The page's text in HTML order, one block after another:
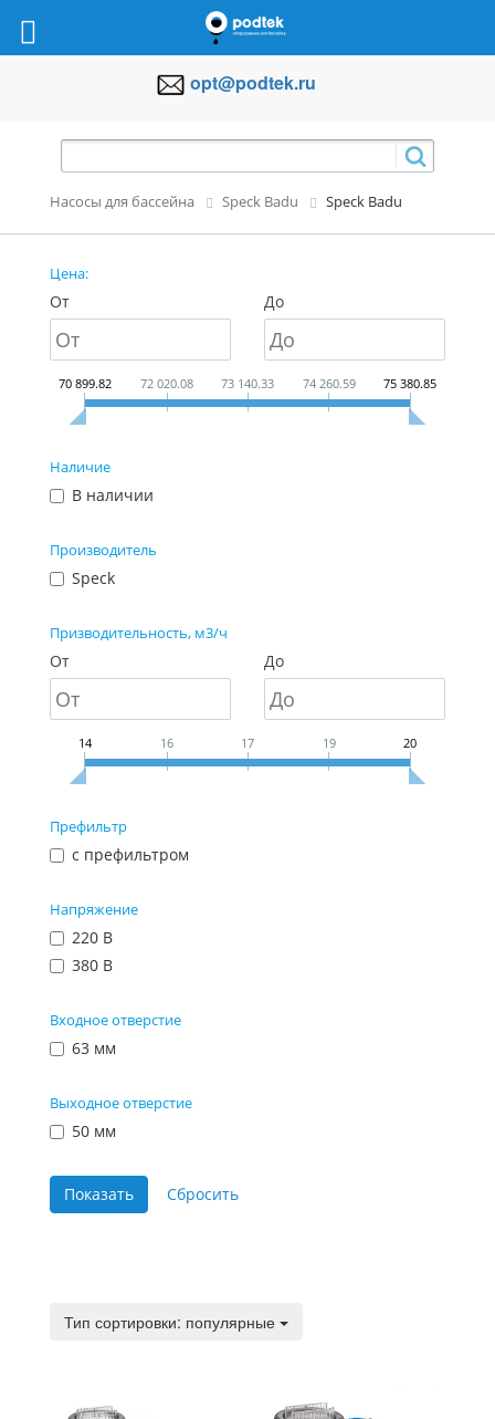
opt@podtek.ru
Насосы для бассейна Speck Badu Speck Badu
Цена:
От До
70 899.82 72 020.08 73 140.33 74 260.59 75 380.85
Наличие
В наличии
Производитель
Speck
Призводительность, м3/ч
От До
14 16 17 19 20
Префильтр
с префильтром
Напряжение
220 В
380 В
Входное отверстие
63 мм
Выходное отверстие
50 мм
Тип сортировки: популярные